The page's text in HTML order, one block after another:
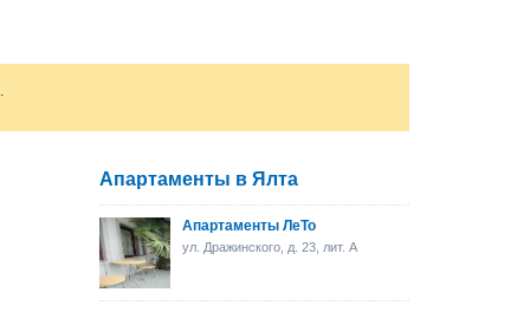
.
Апартаменты в Ялта
Апартаменты ЛеТо
ул. Дражинского, д. 23, лит. А